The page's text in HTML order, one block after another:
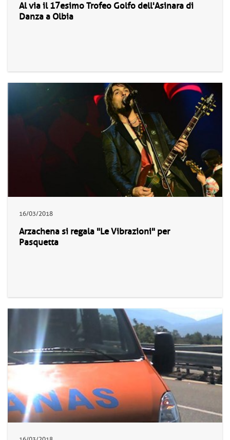
Al via il 17esimo Trofeo Golfo dell'Asinara di
Danza a Olbia
16/03/2018
Arzachena si regala "Le Vibrazioni" per
Pasquetta